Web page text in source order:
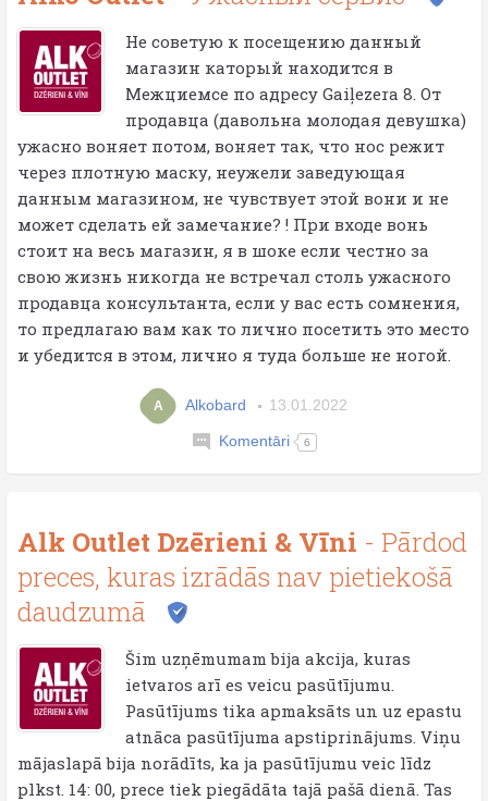
Не советую к посещению данный
магазин каторый находится в
Межциемсе по адресу Gaiļezera 8. От
продавца (давольна молодая девушка)
ужасно воняет потом, воняет так, что нос режит
через плотную маску, неужели заведующая
данным магазином, не чувствует этой вони и не
может сделать ей замечание? ! При входе вонь
стоит на весь магазин, я в шоке если честно за
свою жизнь никогда не встречал столь ужасного
продавца консультанта, если у вас есть сомнения,
то предлагаю вам как то лично посетить это место
и убедится в этом, лично я туда больше не ногой.
A Alkobard 13.01.2022
Komentāri 6
Alk Outlet Dzērieni & Vīni - Pārdod
preces, kuras izrādās nav pietiekošā
daudzumā
Šim uzņēmumam bija akcija, kuras
ietvaros arī es veicu pasūtījumu.
Pasūtījums tika apmaksāts un uz epastu
atnāca pasūtījuma apstiprinājums. Viņu
mājaslapā bija norādīts, ka ja pasūtījumu veic līdz
plkst. 14: 00, prece tiek piegādāta tajā pašā dienā. Tas